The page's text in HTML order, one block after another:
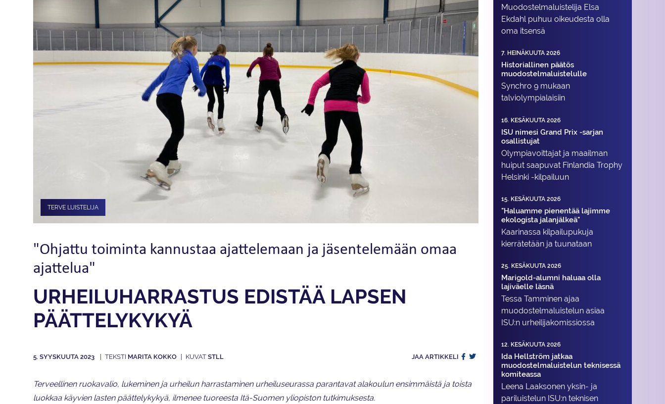
TERVE LUISTELIJA
"Ohjattu toiminta kannustaa ajattelemaan ja jäsentelemään omaa
ajattelua"
URHEILUHARRASTUS EDISTÄÄ LAPSEN
PÄÄTTELYKYKYÄ
5. SYYSKUUTA 2023 MARITA KOKKO STLL JAA ARTIKKELI
Terveellinen ruokavalio, lukeminen ja urheilun harrastaminen urheiluseurassa parantavat alakoulun ensimmäistä ja toista
luokkaa käyvien lasten päättelykykyä, ilmenee tuoreesta Itä-Suomen yliopiston tutkimuksesta.
Muodostelma­luistelija Elsa
Ekdahl puhuu oikeudesta olla
oma itsensä
7. HEINÄKUUTA 2026
Historiallinen päätös
muodostelmaluistelulle
Synchro 9 mukaan
talviolympialaisiin
16. KESÄKUUTA 2026
ISU nimesi Grand Prix -sarjan
osallistujat
Olympiavoittajat ja maailman
huiput saapuvat Finlandia Trophy
Helsinki -kilpailuun
15. KESÄKUUTA 2026
"Haluamme pienentää lajimme
ekologista jalanjälkeä"
Kaarinassa kilpailupukuja
kierrätetään ja tuunataan
25. KESÄKUUTA 2026
Marigold-alumni haluaa olla
lajiväelle läsnä
Tessa Tamminen ajaa
muodostelma­luistelun asiaa
ISU:n urheilija­komissiossa
12. KESÄKUUTA 2026
Ida Hellström jatkaa
muodostelmaluistelun teknisessä
komiteassa
Leena Laaksonen yksin- ja
pariluistelun ISU:n teknisen